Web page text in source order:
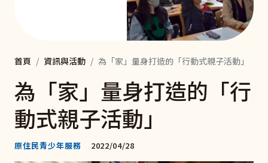
首頁 資訊與活動 為「家」量身打造的「行動式親子活動」
為「家」量身打造的「行
動式親子活動」
原住民青少年服務 2022/04/28